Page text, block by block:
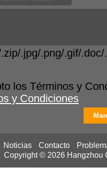
.jpg/.png/.gif/
los Términos y
y Condiciones
Noticias Contacto
Copyright © 2026 Hangzhou